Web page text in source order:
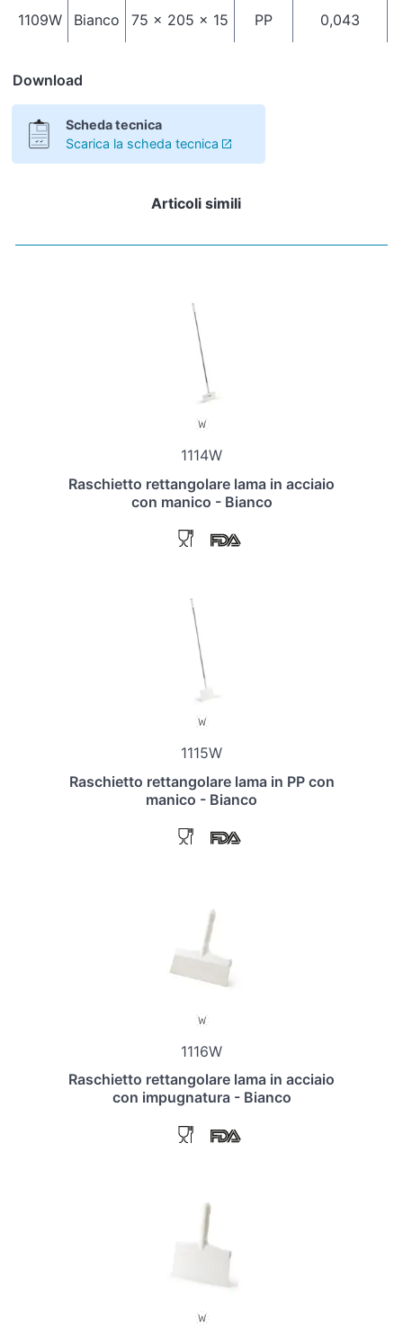
1109W Bianco 75 x 205 x 15 PP 0,043
Download
Scheda tecnica
Scarica la scheda tecnica
Articoli simili
1114W
Raschietto rettangolare lama in acciaio
con manico - Bianco
1115W
Raschietto rettangolare lama in PP con
manico - Bianco
1116W
Raschietto rettangolare lama in acciaio
con impugnatura - Bianco